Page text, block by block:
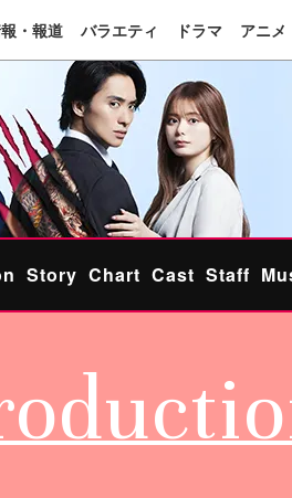
・報道 バラエティ ドラマ アニメ
Story Chart Cast Staff